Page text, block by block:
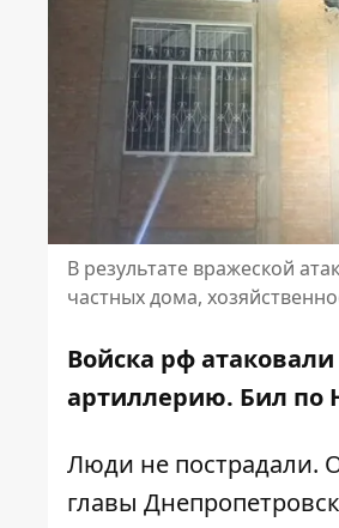
В результате вражеской
частных дома,
Войска рф
артиллерию. Бил по
Люди не пострадали.
главы